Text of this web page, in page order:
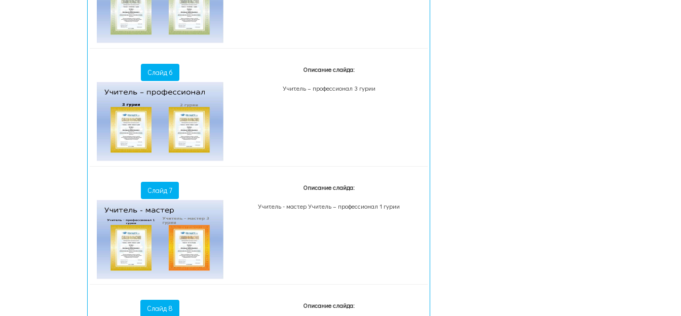
Слайд 6 Описание слайда:
Учитель – профессионал 3 гурии
Слайд 7 Описание слайда:
Учитель - мастер Учитель – профессионал 1 гурии
Слайд 8 Описание слайда: